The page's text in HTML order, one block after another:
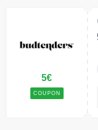
5€
COUPON